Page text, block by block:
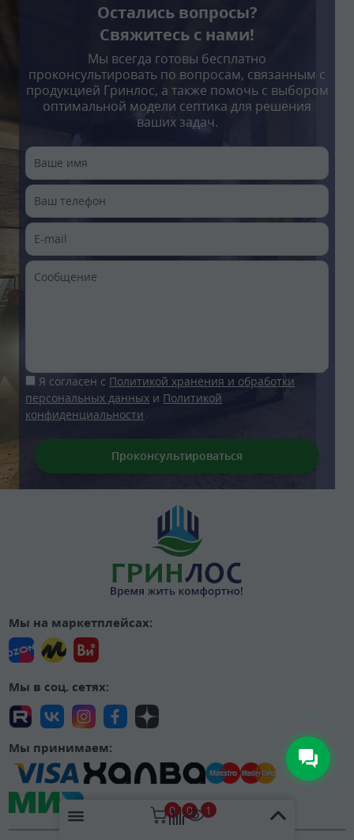
0 0 1
Остались вопросы?
Свяжитесь с нами!
Мы всегда готовы бесплатно
проконсультировать по вопросам, связанным с
продукцией Гринлос, а также помочь с выбором
оптимальной модели септика для решения
ваших задач.
Я согласен с Политикой хранения и обработки
персональных данных и Политикой
конфиденциальности
Мы на маркетплейсах:
Мы в соц. сетях:
Мы принимаем: